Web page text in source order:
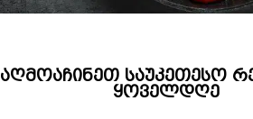
აღმოაჩინეთ საუკეთესო
ყოველდღე